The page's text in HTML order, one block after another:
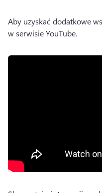
Aby uzyskać dodatkowe
w serwisie YouTube.